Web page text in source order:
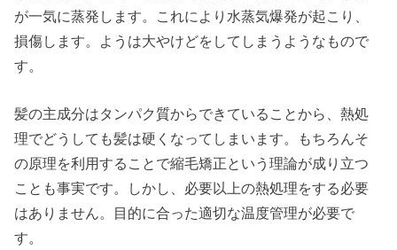
が一気に蒸発します。これにより水蒸気爆発が起こり、
損傷します。ようは大やけどをしてしまうようなもので
す。
髪の主成分はタンパク質からできていることから、熱処
理でどうしても髪は硬くなってしまいます。もちろんそ
の原理を利用することで縮毛矯正という理論が成り立つ
ことも事実です。しかし、必要以上の熱処理をする必要
はありません。目的に合った適切な温度管理が必要で
す。